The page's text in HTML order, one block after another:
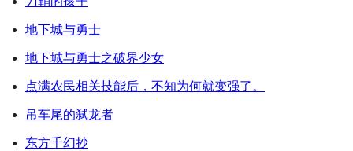
地下城与勇士
地下城与勇士之破界少女
点满农民相关技能后，不知为何就变强了。
吊车尾的弑龙者
东方千幻抄